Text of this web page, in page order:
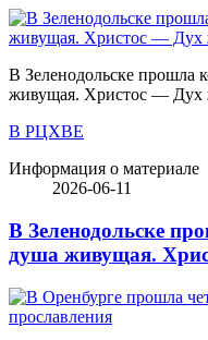
В Зеленодольске
живущая. Христос — Дух
В РЦХВЕ
Информация о материале
2026-06-11
В Зеленодольске
душа живущая.